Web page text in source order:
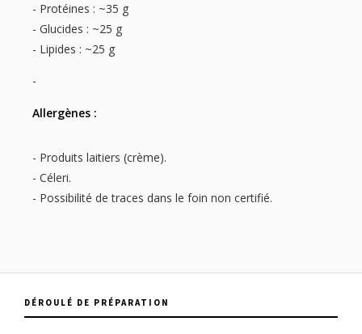
- Protéines : ~35 g
- Glucides : ~25 g
- Lipides : ~25 g
-
Allergènes :
- Produits laitiers (crème).
- Céleri.
- Possibilité de traces dans le foin non certifié.
DÉROULÉ DE PRÉPARATION